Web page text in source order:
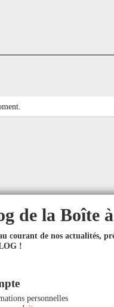
de la Boîte
courant de nos actualités,
!
personnelles